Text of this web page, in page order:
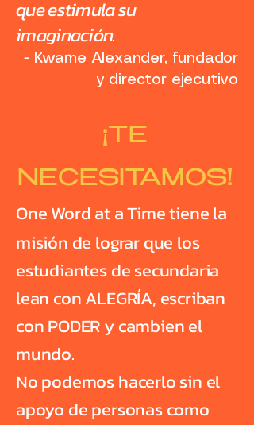
que estimula su
imaginación.
- Kwame Alexander, fundador
y director ejecutivo
¡TE
NECESITAMOS!
One Word at a Time tiene la
misión de lograr que los
estudiantes de secundaria
lean con ALEGRÍA, escriban
con PODER y cambien el
mundo.
No podemos hacerlo sin el
apoyo de personas como